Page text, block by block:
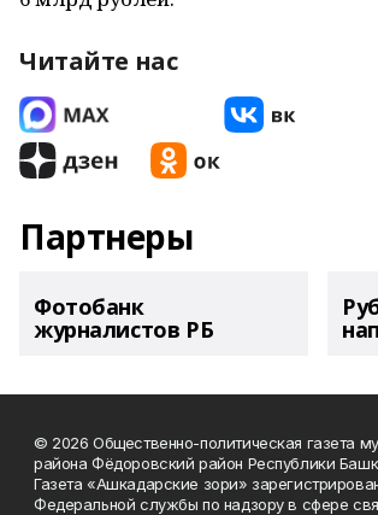
Читайте нас
Партнеры
Фотобанк
журналистов РБ
© 2026 Общественно-политическая газета
района Фёдоровский район Республики
Газета «Ашкадарские зори»
Федеральной службы по надзору в сфере